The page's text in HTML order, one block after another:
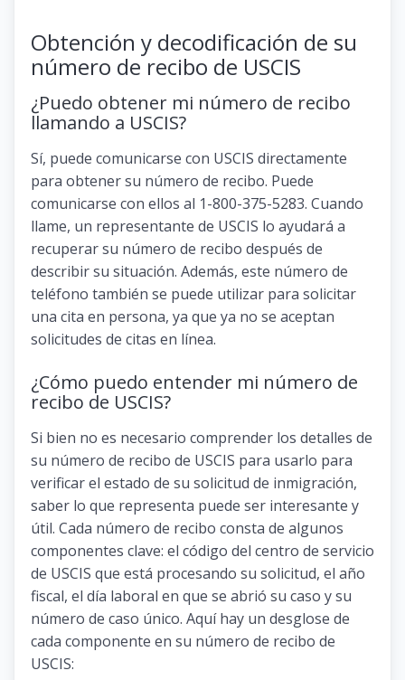
Obtención y decodificación de su
número de recibo de USCIS
¿Puedo obtener mi número de recibo
llamando a USCIS?
Sí, puede comunicarse con USCIS directamente
para obtener su número de recibo. Puede
comunicarse con ellos al 1-800-375-5283. Cuando
llame, un representante de USCIS lo ayudará a
recuperar su número de recibo después de
describir su situación. Además, este número de
teléfono también se puede utilizar para solicitar
una cita en persona, ya que ya no se aceptan
solicitudes de citas en línea.
¿Cómo puedo entender mi número de
recibo de USCIS?
Si bien no es necesario comprender los detalles de
su número de recibo de USCIS para usarlo para
verificar el estado de su solicitud de inmigración,
saber lo que representa puede ser interesante y
útil. Cada número de recibo consta de algunos
componentes clave: el código del centro de servicio
de USCIS que está procesando su solicitud, el año
fiscal, el día laboral en que se abrió su caso y su
número de caso único. Aquí hay un desglose de
cada componente en su número de recibo de
USCIS: